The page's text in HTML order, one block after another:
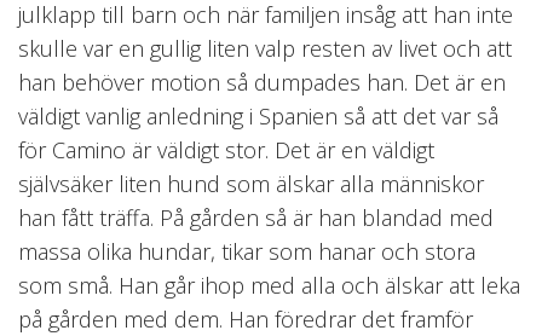
julklapp till barn och när familjen insåg att han inte
skulle var en gullig liten valp resten av livet och att
han behöver motion så dumpades han. Det är en
väldigt vanlig anledning i Spanien så att det var så
för Camino är väldigt stor. Det är en väldigt
självsäker liten hund som älskar alla människor
han fått träffa. På gården så är han blandad med
massa olika hundar, tikar som hanar och stora
som små. Han går ihop med alla och älskar att leka
på gården med dem. Han föredrar det framför